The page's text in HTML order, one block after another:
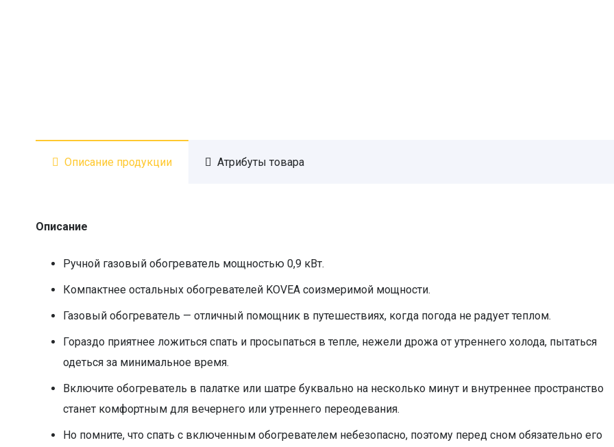
Описание продукции Атрибуты товара
Описание
Ручной газовый обогреватель мощностью 0,9 кВт.
Компактнее остальных обогревателей KOVEA соизмеримой мощности.
Газовый обогреватель — отличный помощник в путешествиях, когда погода не радует теплом.
Гораздо приятнее ложиться спать и просыпаться в тепле, нежели дрожа от утреннего холода, пытаться
одеться за минимальное время.
Включите обогреватель в палатке или шатре буквально на несколько минут и внутреннее пространство
станет комфортным для вечернего или утреннего переодевания.
Но помните, что спать с включенным обогревателем небезопасно, поэтому перед сном обязательно его